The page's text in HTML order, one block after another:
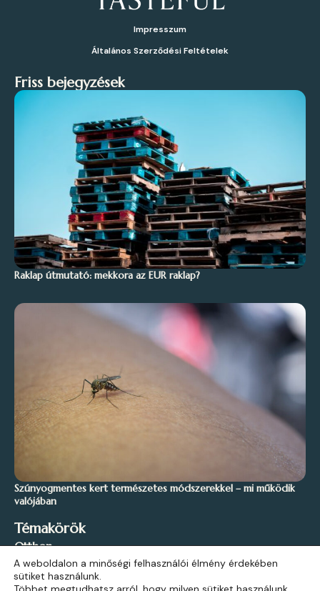
Impresszum
Általános Szerződési Feltételek
Friss bejegyzések
Raklap útmutató: mekkora az EUR raklap?
Szúnyogmentes kert természetes módszerekkel – mi működik
valójában
Témakörök
Otthon
Stílus és Inspiráció
Kert és Szabadidő
A weboldalon a minőségi felhasználói élmény érdekében
sütiket használunk.